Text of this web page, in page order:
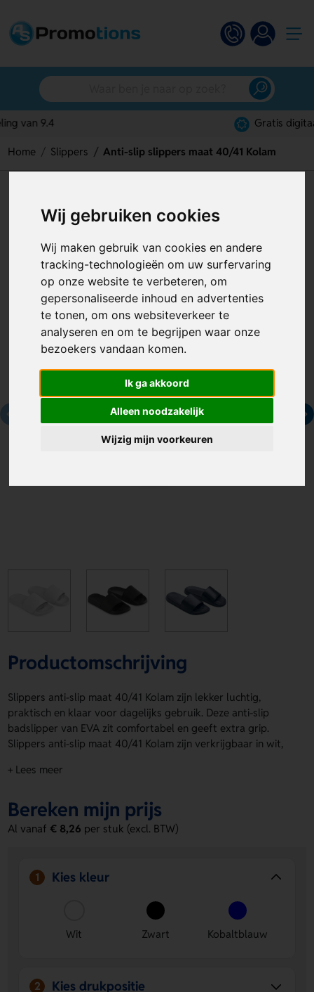
Wij gebruiken cookies
Wij maken gebruik van cookies en andere
tracking-technologieën om uw surfervaring
op onze website te verbeteren, om
gepersonaliseerde inhoud en advertenties
te tonen, om ons websiteverkeer te
analyseren en om te begrijpen waar onze
bezoekers vandaan komen.
Ik ga akkoord
Alleen noodzakelijk
Wijzig mijn voorkeuren
Home Slippers Anti-slip slippers maat 40/41 Kolam
Kolam
Artikelnummer: 128925
Productomschrijving
Slippers anti-slip maat 40/41 Kolam zijn lekker luchtig,
praktisch en klaar voor dagelijks gebruik. Deze anti-slip
badslipper van EVA zit comfortabel en geeft extra grip.
Slippers anti-slip maat 40/41 Kolam zijn verkrijgbaar in wit,
naam of eigen ontwerp op rechts, links, right debossing of
een prijs op.
Voordelen van de Slippers anti-slip
Extra grip – De anti-slip zool helpt je stevig te staan,
ook op gladde ondergronden.
– Je laat eenvoudig een logo,
naam of eigen ontwerp aanbrengen op rechts, links,
right debossing of left debossing.
+ Lees meer
Bereken mijn prijs
Al vanaf€ 8,26 per stuk (excl. BTW)
1 Kies kleur
Wit Zwart Kobaltblauw
2 Kies drukpositie